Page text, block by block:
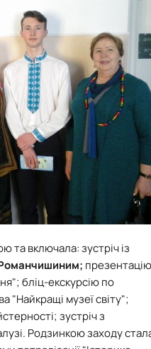
та включала: зустріч із
презентацію
бліц-екскурсію по
"Найкращі музеї світу";
зустріч з
Родзинкою заходу